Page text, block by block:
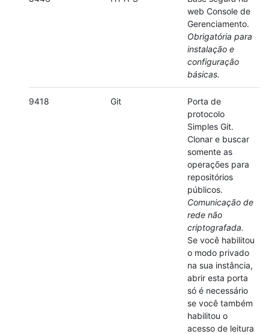
web Console de
Gerenciamento.
Obrigatória para
instalação e
configuração
básicas.
9418 Git
Porta de
protocolo
Simples Git.
Clonar e buscar
somente as
operações para
repositórios
públicos.
Comunicação de
rede não
criptografada.
Se você habilitou
o modo privado
na sua instância,
abrir esta porta
só é necessário
se você também
habilitou o
acesso de leitura